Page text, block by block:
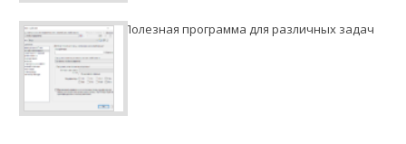
Полезная программа для различных задач